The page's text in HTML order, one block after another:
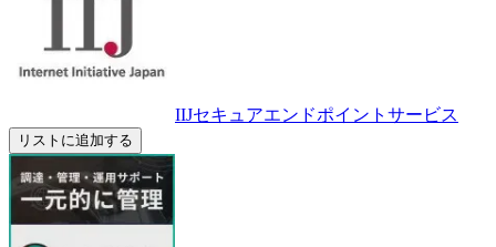
IIJセキュアエンドポイントサービス
リストに追加する